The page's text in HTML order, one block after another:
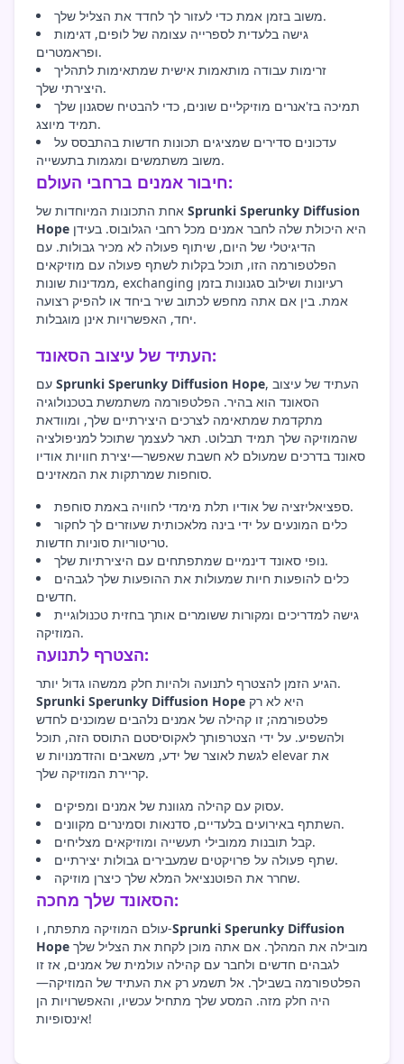
משוב בזמן אמת כדי לעזור לך לחדד את הצליל שלך.
גישה בלעדית לספרייה עצומה של לופים, דגימות
ופראמטרים.
זרימות עבודה מותאמות אישית שמתאימות לתהליך
היצירתי שלך.
תמיכה בז'אנרים מוזיקליים שונים, כדי להבטיח שסגנון שלך
תמיד מיוצג.
עדכונים סדירים שמציגים תכונות חדשות בהתבסס על
משוב משתמשים ומגמות בתעשייה.
חיבור אמנים ברחבי העולם:
Sprunki Sperunky Diffusion
Hope
הדיגיטלי של היום, שיתוף פעולה לא מכיר גבולות. עם
הפלטפורמה הזו, תוכל בקלות לשתף פעולה עם מוזיקאים
ממדינות שונות, exchanging רעיונות ושילוב סגנונות בזמן
אמת. בין אם אתה מחפש לכתוב שיר ביחד או להפיק רצועה
יחד, האפשרויות אינן מוגבלות.
העתיד של עיצוב הסאונד:
Sprunki Sperunky Diffusion Hope, העתיד של עיצוב
הסאונד הוא בהיר. הפלטפורמה משתמשת בטכנולוגיה
מתקדמת שמתאימה לצרכים היצירתיים שלך, ומוודאת
שהמוזיקה שלך תמיד תבלוט. תאר לעצמך שתוכל למניפולציה
סאונד בדרכים שמעולם לא חשבת שאפשר—יצירת חוויות אודיו
סוחפות שמרתקות את המאזינים.
ספציאליזציה של אודיו תלת מימדי לחוויה באמת סוחפת.
כלים המונעים על ידי בינה מלאכותית שעוזרים לך לחקור
טריטוריות סוניות חדשות.
נופי סאונד דינמיים שמתפתחים עם היצירתיות שלך.
כלים להופעות חיות שמעולות את ההופעות שלך לגבהים
חדשים.
גישה למדריכים ומקורות ששומרים אותך בחזית טכנולוגיית
המוזיקה.
הצטרף לתנועה:
הגיע הזמן להצטרף לתנועה ולהיות חלק ממשהו גדול יותר.
Sprunki Sperunky Diffusion Hope
פלטפורמה; זו קהילה של אמנים נלהבים שמוכנים לחדש
ולהשפיע. על ידי הצטרפותך לאקוסיסטם התוסס הזה, תוכל
לגשת לאוצר של ידע, משאבים והזדמנויות ש elevar את
קריירת המוזיקה שלך.
עסוק עם קהילה מגוונת של אמנים ומפיקים.
השתתף באירועים בלעדיים, סדנאות וסמינרים מקוונים.
קבל תובנות ממובילי תעשייה ומוזיקאים מצליחים.
שתף פעולה על פרויקטים שמעבירים גבולות יצירתיים.
שחרר את הפוטנציאל המלא שלך כיצרן מוזיקה.
הסאונד שלך מחכה:
עולם המוזיקה מתפתח, ו-Sprunki Sperunky Diffusion
Hope
לגבהים חדשים ולחבר עם קהילה עולמית של אמנים, אז זו
הפלטפורמה בשבילך. אל תשמע רק את העתיד של המוזיקה—
היה חלק מזה. המסע שלך מתחיל עכשיו, והאפשרויות הן
אינסופיות!